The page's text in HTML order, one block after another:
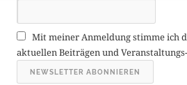
r
c
h
Mit meiner Anmeldung stimme ich
aktuellen Beiträgen und